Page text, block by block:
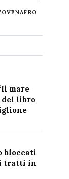
VENAFRO
mare
del libro
bloccati
tratti in